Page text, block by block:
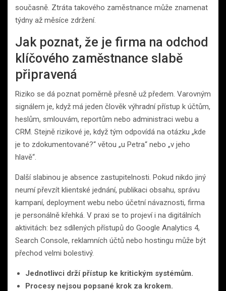
současně. Ztráta takového zaměstnance může znamenat
týdny až měsíce zdržení.
Jak poznat, že je firma na odchod
klíčového zaměstnance slabě
připravená
Riziko se dá poznat poměrně přesně už předem. Varovným
signálem je, když má jeden člověk výhradní přístup k účtům,
heslům, smlouvám, reportům nebo administraci webu a
CRM. Stejně rizikové je, když tým odpovídá na otázku „kde
je to zdokumentované?“ větou „u Petra“ nebo „v jeho
hlavě“.
Další slabinou je absence zastupitelnosti. Pokud nikdo jiný
neumí převzít klientské jednání, publikaci obsahu, správu
kampaní, deployment webu nebo účetní návaznosti, firma
je personálně křehká. V praxi se to projeví i na digitálních
aktivitách: bez sdílených přístupů do Google Analytics 4,
Search Console, reklamních účtů nebo hostingu může být
přechod velmi bolestivý.
Jednotlivci drží přístup ke kritickým systémům.
Procesy nejsou popsané krok za krokem.